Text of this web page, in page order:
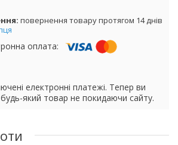
повернення товару протягом 14 днів
електронні платежі. Тепер ви
який товар не покидаючи сайту.